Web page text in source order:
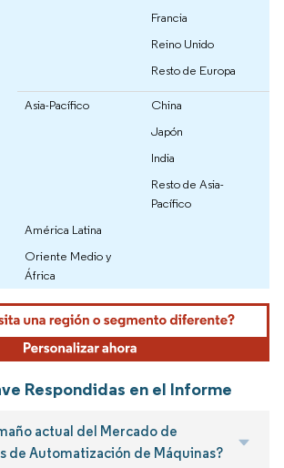
Francia
Reino Unido
Resto de Europa
Asia-Pacífico
China
Japón
India
Resto de Asia-
Pacífico
América Latina
Oriente Medio y
África
Respondidas en el Informe
actual del Mercado de
de Automatización de Máquinas?